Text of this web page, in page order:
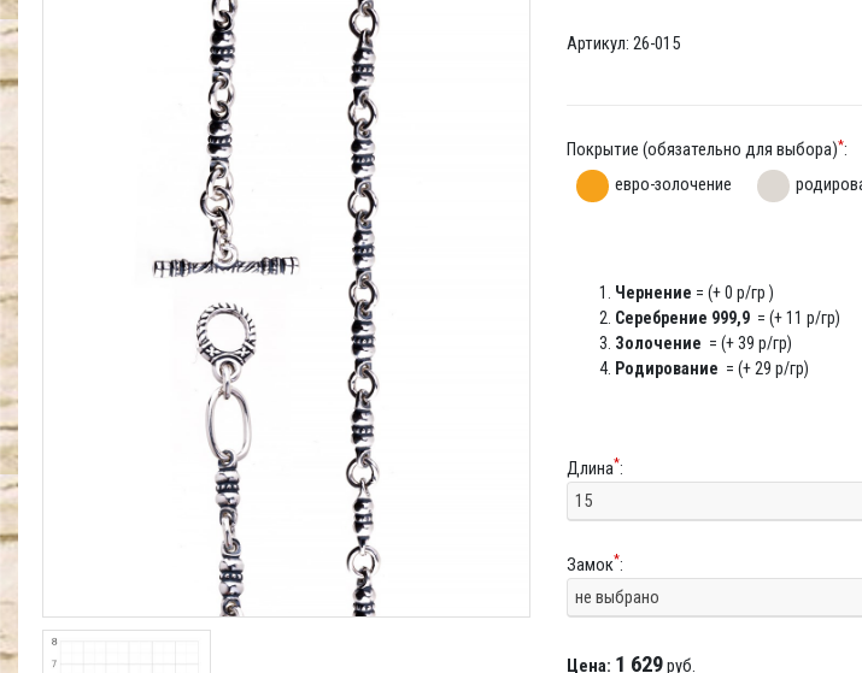
Артикул: 26-015
Покрытие (обязательно для выбора)*:
евро-золочение
Чернение = (+ 0 р/гр )
Серебрение 999,9 = (+ 11 р/гр)
Золочение = (+ 39 р/гр)
Родирование = (+ 29 р/гр)
Длина*:
15
Замок*:
не выбрано
Цена: 1 629руб.